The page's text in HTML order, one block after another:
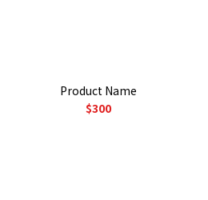
Product Name
$300